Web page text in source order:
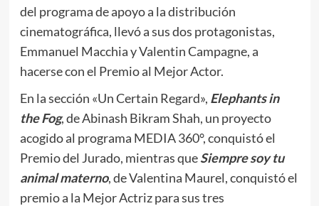
del programa de apoyo a la distribución
cinematográfica, llevó a sus dos protagonistas,
Emmanuel Macchia y Valentin Campagne, a
hacerse con el Premio al Mejor Actor.
En la sección «Un Certain Regard», Elephants in
the Fog, de Abinash Bikram Shah, un proyecto
acogido al programa MEDIA 360°, conquistó el
Premio del Jurado, mientras queSiempre soy tu
animal materno, de Valentina Maurel, conquistó el
premio a la Mejor Actriz para sus tres